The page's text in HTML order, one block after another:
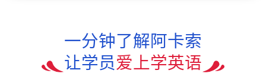
一分钟了解阿卡索
让学员爱上学英语